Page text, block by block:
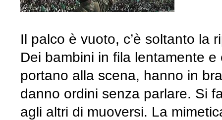
Il palco è vuoto, c’è soltanto la
Dei bambini in fila lentamente
portano alla scena, hanno in
danno ordini senza parlare. Si
agli altri di muoversi. La